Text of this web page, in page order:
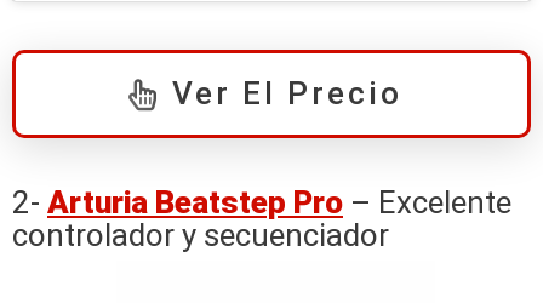
Ver El Precio
2- Arturia Beatstep Pro – Excelente
controlador y secuenciador